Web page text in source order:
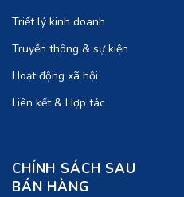
Triết lý kinh doanh
Truyền thông & sự kiện
Hoạt động xã hội
Liên kết & Hợp tác
CHÍNH SÁCH SAU
BÁN HÀNG